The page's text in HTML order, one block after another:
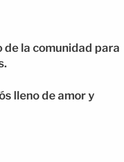
de la comunidad para
lleno de amor y